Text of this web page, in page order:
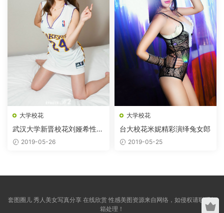
大学校花
武汉大学新晋校花刘娅希性感
袭来2019-05-26
大学校花
台大校花米妮精彩演绎兔女郎
2019-05-25
套图圈儿 秀人美女写真分享 在线欣赏 性感美图资源来自网络，如侵权请联系邮
箱处理！